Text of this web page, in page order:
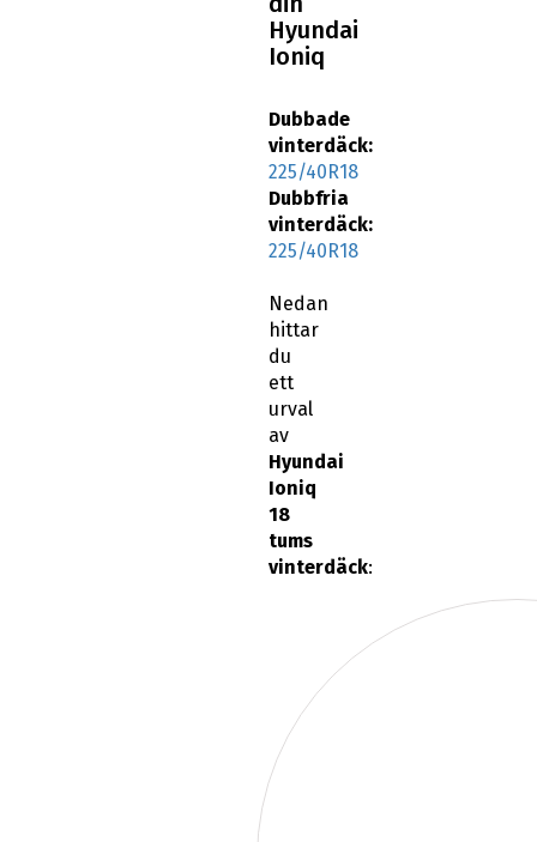
Hyundai
Ioniq
Dubbade
vinterdäck:
225/40R18
Dubbfria
vinterdäck:
225/40R18
Nedan
hittar
du
ett
urval
av
Hyundai
Ioniq
18
tums
vinterdäck: